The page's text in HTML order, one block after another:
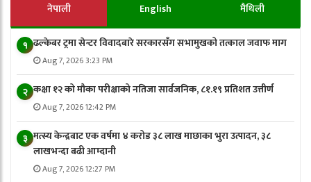
नेपाली English मैथिली
१ ढल्केबर ट्रमा सेन्टर विवादबारे सरकारसँग सभामुखको तत्काल जवाफ माग
Aug 7, 2026 3:23 PM
२ कक्षा १२ को मौका परीक्षाको नतिजा सार्वजनिक, ८१.१९ प्रतिशत उत्तीर्ण
Aug 7, 2026 12:42 PM
३ मत्स्य केन्द्रबाट एक वर्षमा ४ करोड ३८ लाख माछाका भुरा उत्पादन, ३८
लाखभन्दा बढी आम्दानी
Aug 7, 2026 12:27 PM